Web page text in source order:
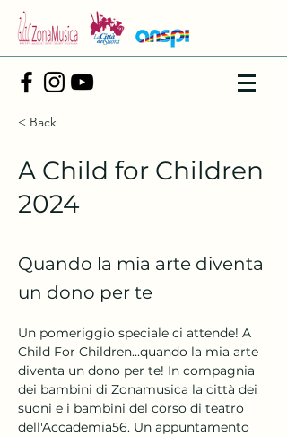
< Back
A Child for Children
2024
Quando la mia arte diventa
un dono per te
Un pomeriggio speciale ci attende! A
Child For Children...quando la mia arte
diventa un dono per te! In compagnia
dei bambini di Zonamusica la città dei
suoni e i bambini del corso di teatro
dell'Accademia56. Un appuntamento